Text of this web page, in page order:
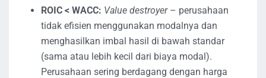
ROIC < WACC: Value destroyer– perusahaan
tidak efisien menggunakan modalnya dan
menghasilkan imbal hasil di bawah standar
(sama atau lebih kecil dari biaya modal).
Perusahaan sering berdagang dengan harga